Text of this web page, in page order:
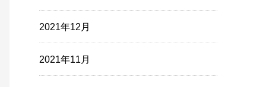
2021年12月
2021年11月